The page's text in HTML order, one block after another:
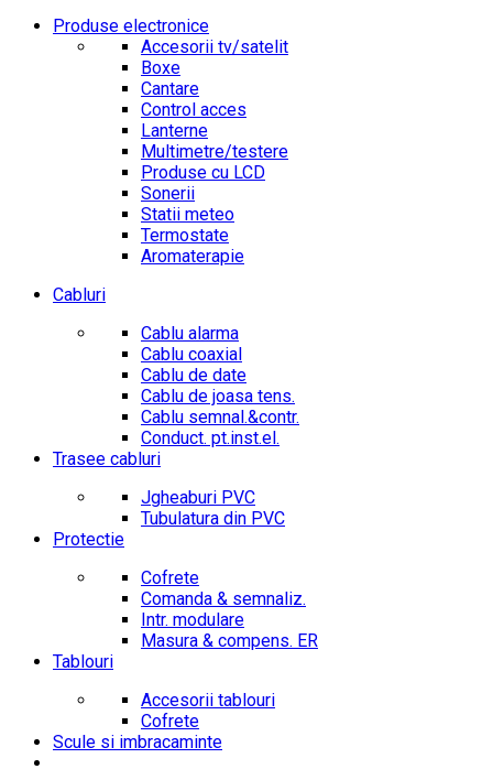
Produse electronice
Accesorii tv/satelit
Boxe
Cantare
Control acces
Lanterne
Multimetre/testere
Produse cu LCD
Sonerii
Statii meteo
Termostate
Aromaterapie
Cabluri
Cablu alarma
Cablu coaxial
Cablu de date
Cablu de joasa tens.
Cablu semnal.&contr.
Conduct. pt.inst.el.
Trasee cabluri
Jgheaburi PVC
Tubulatura din PVC
Protectie
Cofrete
Comanda & semnaliz.
Intr. modulare
Masura & compens. ER
Tablouri
Accesorii tablouri
Cofrete
Scule si imbracaminte